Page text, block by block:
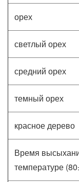
орех
светлый орех
средний орех
темный орех
красное дерево
Время
температуре